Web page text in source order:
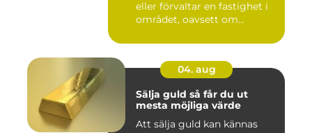
eller förvaltar en fastighet i
området, oavsett om...
04. aug
Sälja guld så får du ut
mesta möjliga värde
Att sälja guld kan kännas